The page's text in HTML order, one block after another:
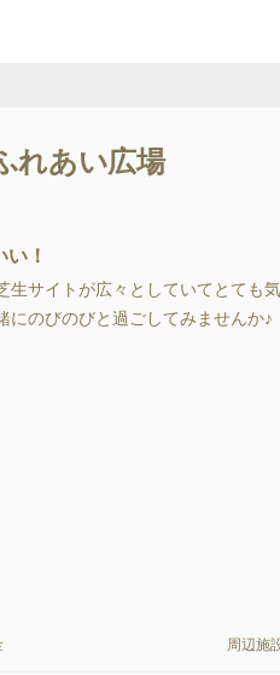
れあい広場
！
生サイトが広々としていてとても
にのびのびと過ごしてみませんか♪
周辺施